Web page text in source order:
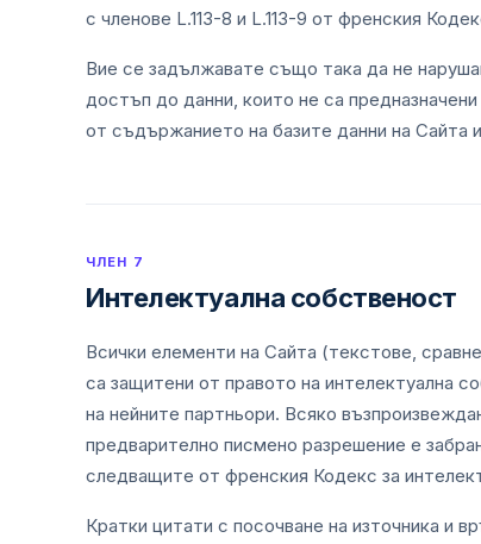
с членове L.113-8 и L.113-9 от френския
Вие се задължавате също така да не
достъп до данни, които не са
от съдържанието на базите данни на Сайта
ЧЛЕН 7
Интелектуална собственост
Всички елементи на Сайта (текстове,
са защитени от правото на интелектуална
на нейните партньори. Всяко
предварително писмено разрешение е
следващите от френския Кодекс за
Кратки цитати с посочване на източника и